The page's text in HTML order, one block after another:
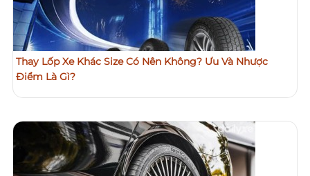
Thay Lốp Xe Khác Size Có Nên Không? Ưu Và Nhược
Điểm Là Gì?